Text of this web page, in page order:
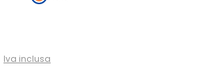
Iva inclusa